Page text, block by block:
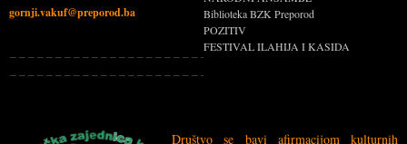
gornji.vakuf@preporod.ba
Biblioteka BZK Preporod
POZITIV
FESTIVAL ILAHIJA I KASIDA
Društvo se bavi afirmacijom kulturnih